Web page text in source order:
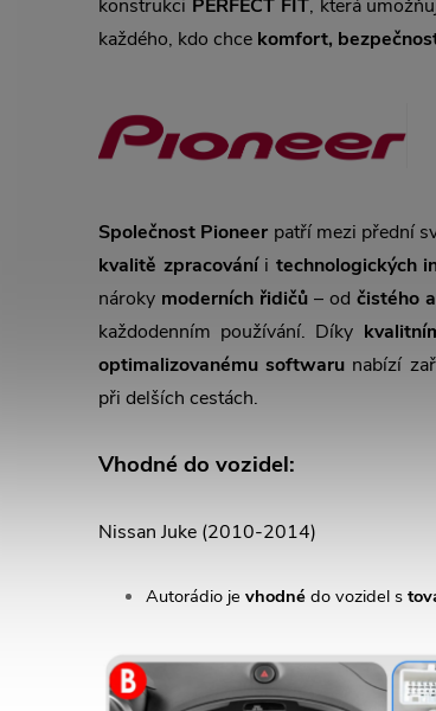
konstrukci PERFECT FIT, která
každého, kdo chce komfort,
Společnost Pioneer patří mezi přední
kvalitě zpracováníi technologických
nároky moderních řidičů – od čistého
každodenním používání. Díky
optimalizovanému softwaru nabízí
při delších cestách.
Vhodné do vozidel:
Nissan Juke (2010-2014)
Autorádio je vhodné do vozidel s